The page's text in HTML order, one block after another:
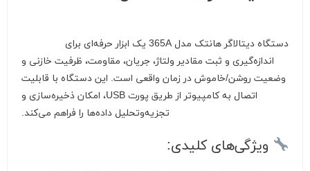
دستگاه دیتالاگر هانتک مدل 365A یک ابزار حرفه‌ای برای
اندازه‌گیری و ثبت مقادیر ولتاژ، جریان، مقاومت، ظرفیت خازنی و
وضعیت روشن/خاموش در زمان واقعی است. این دستگاه با قابلیت
اتصال به کامپیوتر از طریق پورت USB، امکان ذخیره‌سازی و
تجزیه‌وتحلیل داده‌ها را فراهم می‌کند.
ویژگی‌های کلیدی: